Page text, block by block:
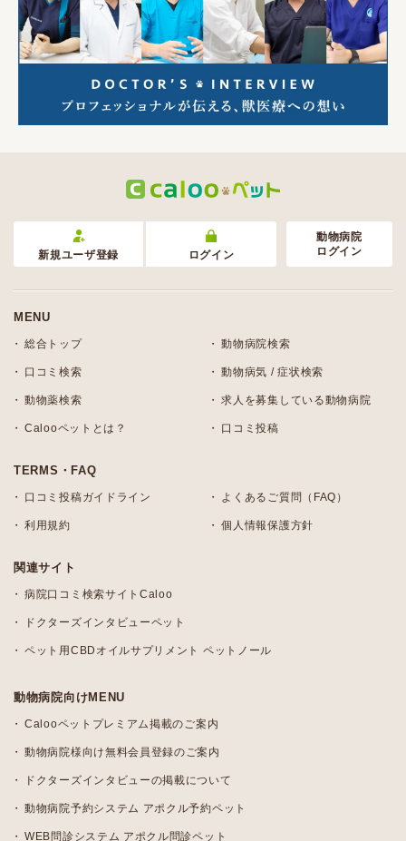
新規ユーザ登録 ログイン
動物病院
ログイン
MENU
総合トップ 動物病院検索
口コミ検索 動物病気 / 症状検索
動物薬検索 求人を募集している動物病院
Calooペットとは？ 口コミ投稿
TERMS・FAQ
口コミ投稿ガイドライン よくあるご質問（FAQ）
利用規約 個人情報保護方針
関連サイト
病院口コミ検索サイトCaloo
ドクターズインタビューペット
ペット用CBDオイルサプリメント ペットノール
動物病院向けMENU
Calooペットプレミアム掲載のご案内
動物病院様向け無料会員登録のご案内
ドクターズインタビューの掲載について
動物病院予約システム アポクル予約ペット
WEB問診システム アポクル問診ペット